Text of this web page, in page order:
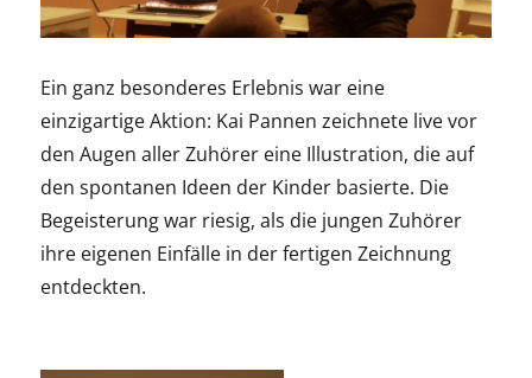
Ein ganz besonderes Erlebnis war eine
einzigartige Aktion: Kai Pannen zeichnete live vor
den Augen aller Zuhörer eine Illustration, die auf
den spontanen Ideen der Kinder basierte. Die
Begeisterung war riesig, als die jungen Zuhörer
ihre eigenen Einfälle in der fertigen Zeichnung
entdeckten.